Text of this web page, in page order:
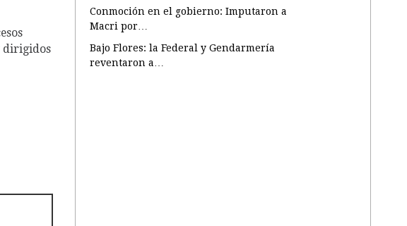
dirigidos
Conmoción en el gobierno: Imputaron a
Macri por…
Bajo Flores: la Federal y Gendarmería
reventaron a…